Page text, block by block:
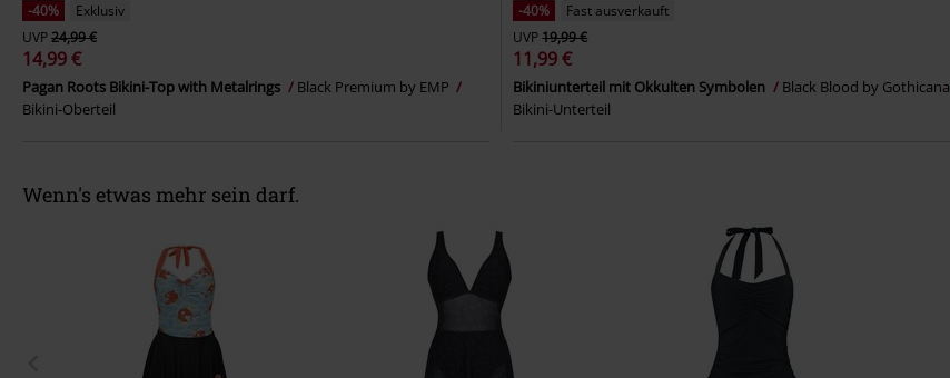
-40%
Exklusiv
UVP24,99 €
14,99 €
Pagan Roots Bikini-Top with Metalrings
Black Premium by EMP
Bikini-Oberteil
-40%
Fast ausverkauft
UVP19,99 €
11,99 €
Bikiniunterteil mit Okkulten Symbolen
Black Blood by Gothicana
Bikini-Unterteil
Wenn's etwas mehr sein darf.